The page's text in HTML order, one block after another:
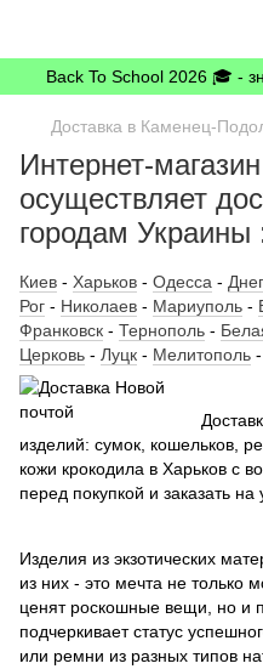
Back To School 2026 🎓 -
Доставка в Каменец-
Интернет-
осуществляет
городам Украины
Киев - Харьков - Одесса -
Рог - Николаев - Мариуполь -
Франковск - Тернополь -
Церковь - Луцк - Мелитополь -
изделий: сумок, кошельков,
кожи крокодила в Харьков с
перед покупкой и заказать
Изделия из экзотических
из них - это мечта не только
ценят роскошные вещи, но и
подчеркивает статус
или ремни из разных типов